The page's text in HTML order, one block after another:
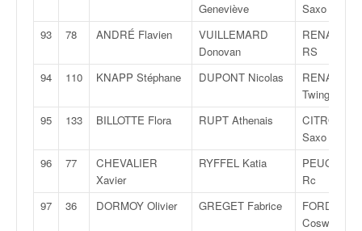
Geneviève
Saxo VTS
93
78 ANDRÉ Flavien
VUILLEMARD
Donovan
RENAULT
RS
94
110 KNAPP Stéphane DUPONT Nicolas
RENAULT
Twingo R1
95
133 BILLOTTE Flora RUPT Athenais
CITROËN
Saxo VTS
96
77
CHEVALIER
Xavier
RYFFEL Katia
PEUGEOT
Rc
97
36 DORMOY Olivier GREGET Fabrice
FORD
Cosworth